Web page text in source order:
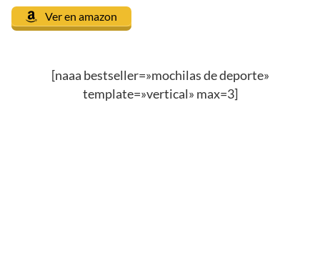
Ver en amazon
[naaa bestseller=»mochilas de deporte»
template=»vertical» max=3]